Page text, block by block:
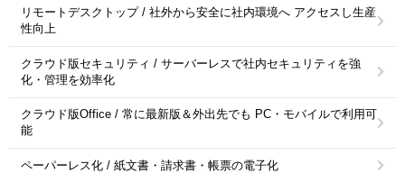
リモートデスクトップ / 社外から安全に社内環境へ アクセスし生産
性向上
クラウド版セキュリティ / サーバーレスで社内セキュリティを強
化・管理を効率化
クラウド版Office / 常に最新版＆外出先でも PC・モバイルで利用可
能
ペーパーレス化 / 紙文書・請求書・帳票の電子化